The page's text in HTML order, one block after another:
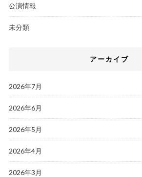
公演情報
未分類
アーカイブ
2026年7月
2026年6月
2026年5月
2026年4月
2026年3月